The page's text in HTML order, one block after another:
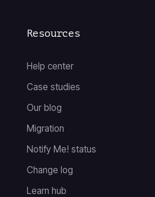
Resources
Help center
Case studies
Our blog
Migration
Notify Me! status
Change log
Learn hub